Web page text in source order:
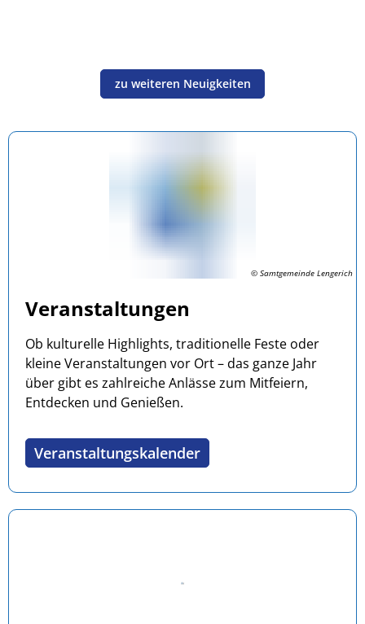
zu weiteren Neuigkeiten
© Samtgemeinde Lengerich
Veranstaltungen
Ob kulturelle Highlights, traditionelle Feste oder
kleine Veranstaltungen vor Ort – das ganze Jahr
über gibt es zahlreiche Anlässe zum Mitfeiern,
Entdecken und Genießen.
Veranstaltungskalender